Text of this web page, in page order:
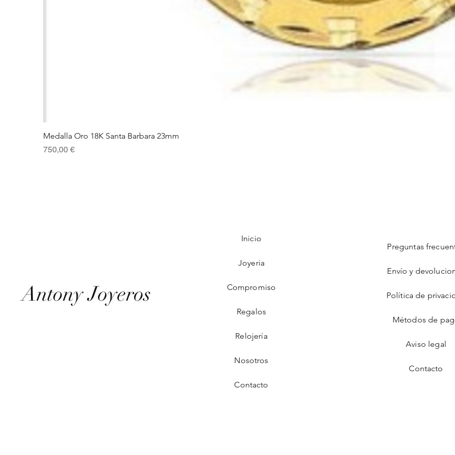
Medalla Oro 18K Santa Barbara 23mm
Precio
750,00 €
Antony Joyeros
Inicio
Joyeria
Compromiso
Regalos
Relojería
Nosotros
Contacto
Preguntas
Envío y
Política de
Métodos de
Aviso legal
Contacto